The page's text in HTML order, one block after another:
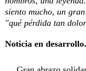
siento mucho, un
"qué pérdida tan
Noticia en